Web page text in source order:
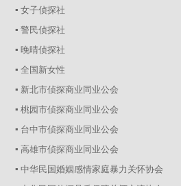
▪ 女子侦探社
▪ 警民侦探社
▪ 晚晴侦探社
▪ 全国新女性
▪ 新北市侦探商业同业公会
▪ 桃园市侦探商业同业公会
▪ 台中市侦探商业同业公会
▪ 高雄市侦探商业同业公会
▪ 中华民国婚姻感情家庭暴力关怀协会